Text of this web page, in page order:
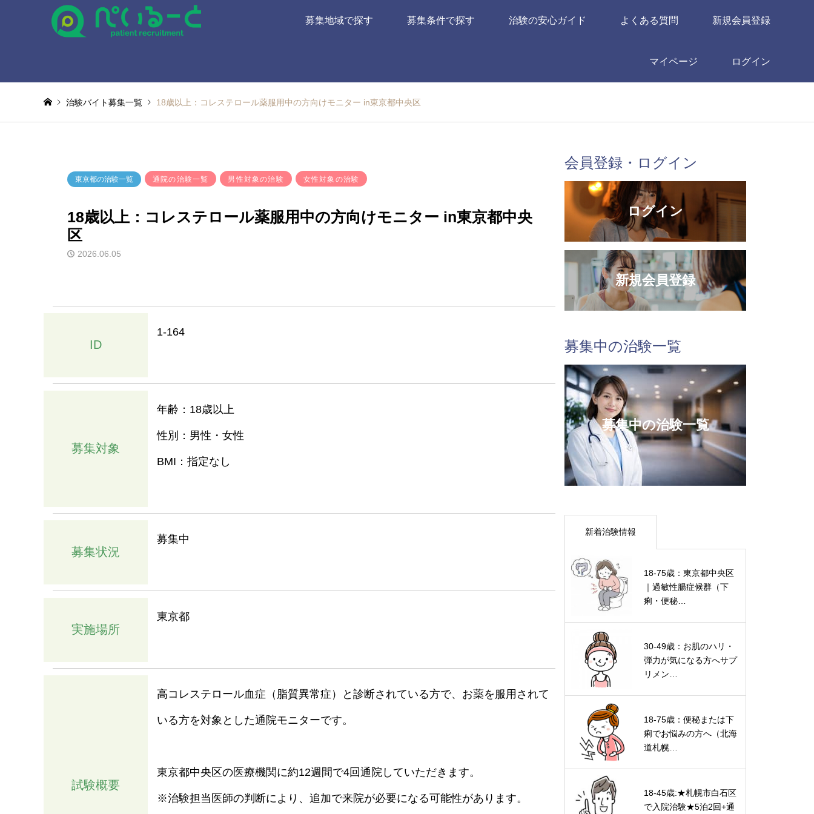
募集地域で探す 募集条件で探す 治験の安心ガイド よくある質問 新規会員登録
マイページ ログイン
治験バイト募集一覧 18歳以上：コレステロール薬服用中の方向けモニター in東京都中央区
東京都の治験一覧 通院の治験一覧 男性対象の治験 女性対象の治験
18歳以上：コレステロール薬服用中の方向けモニター in東京都中央
区
2026.06.05
ID
1-164
募集対象
年齢：18歳以上
性別：男性・女性
BMI：指定なし
募集状況
募集中
実施場所
東京都
試験概要
高コレステロール血症（脂質異常症）と診断されている方で、お薬を服用されて
いる方を対象とした通院モニターです。
東京都中央区の医療機関に約12週間で4回通院していただきます。
※治験担当医師の判断により、追加で来院が必要になる可能性があります。
会員登録・ログイン
ログイン
新規会員登録
募集中の治験一覧
募集中の治験一覧
新着治験情報
18-75歳：東京都中央区
｜過敏性腸症候群（下
痢・便秘…
30-49歳：お肌のハリ・
弾力が気になる方へサプ
リメン…
18-75歳：便秘または下
痢でお悩みの方へ（北海
道札幌…
18-45歳:★札幌市白石区
で入院治験★5泊2回+通